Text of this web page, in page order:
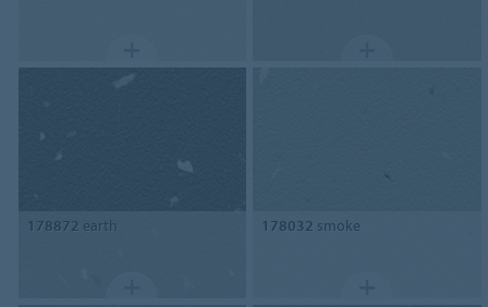
178872 earth 178032 smoke